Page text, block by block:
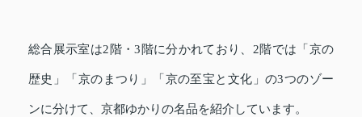
総合展示室は2階・3階に分かれており、2階では「京の
歴史」「京のまつり」「京の至宝と文化」の3つのゾー
ンに分けて、京都ゆかりの名品を紹介しています。